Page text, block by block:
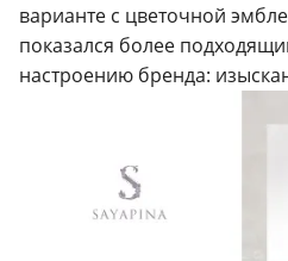
варианте с цветочной
показался более
настроению бренда: